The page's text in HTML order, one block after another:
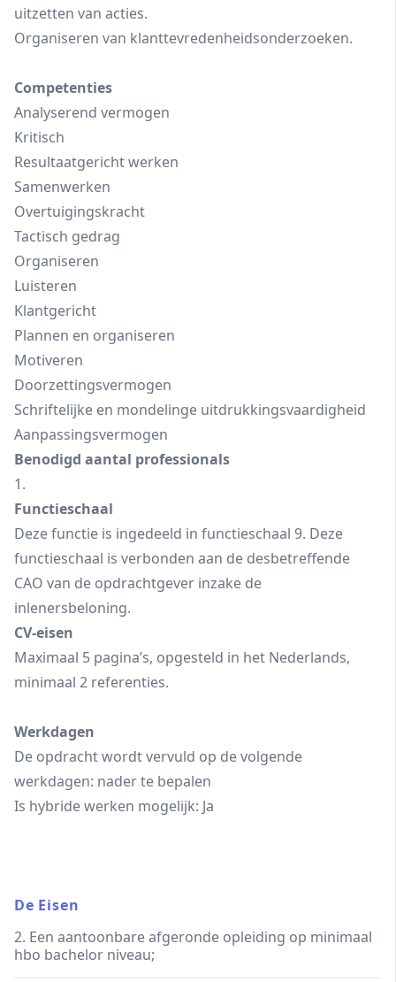
uitzetten van acties.
Organiseren van klanttevredenheidsonderzoeken.
Competenties
Analyserend vermogen
Kritisch
Resultaatgericht werken
Samenwerken
Overtuigingskracht
Tactisch gedrag
Organiseren
Luisteren
Klantgericht
Plannen en organiseren
Motiveren
Doorzettingsvermogen
Schriftelijke en mondelinge uitdrukkingsvaardigheid
Aanpassingsvermogen
Benodigd aantal professionals
1.
Functieschaal
Deze functie is ingedeeld in functieschaal 9. Deze
functieschaal is verbonden aan de desbetreffende
CAO van de opdrachtgever inzake de
inlenersbeloning.
CV-eisen
Maximaal 5 pagina’s, opgesteld in het Nederlands,
minimaal 2 referenties.
Werkdagen
De opdracht wordt vervuld op de volgende
werkdagen: nader te bepalen
Is hybride werken mogelijk: Ja
De Eisen
2. Een aantoonbare afgeronde opleiding op minimaal
hbo bachelor niveau;